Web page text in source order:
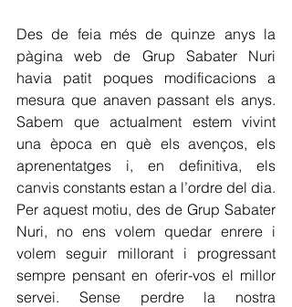
Des de feia més de quinze anys la
pàgina web de Grup Sabater Nuri
havia patit poques modificacions a
mesura que anaven passant els anys.
Sabem que actualment estem vivint
una època en què els avenços, els
aprenentatges i, en definitiva, els
canvis constants estan a l’ordre del dia.
Per aquest motiu, des de Grup Sabater
Nuri, no ens volem quedar enrere i
volem seguir millorant i progressant
sempre pensant en oferir-vos el millor
servei. Sense perdre la nostra